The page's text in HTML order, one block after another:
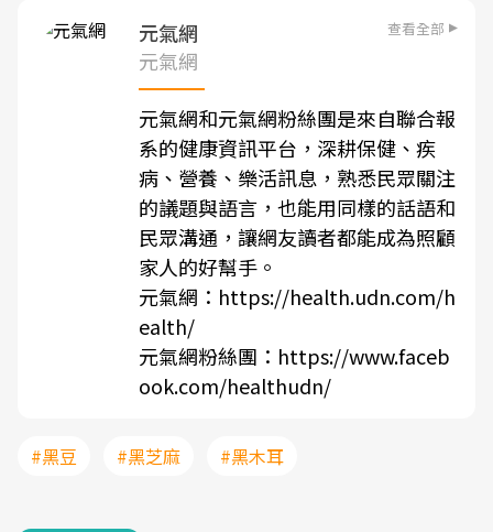
元氣網 查看全部
元氣網
元氣網和元氣網粉絲團是來自聯合報
系的健康資訊平台，深耕保健、疾
病、營養、樂活訊息，熟悉民眾關注
的議題與語言，也能用同樣的話語和
民眾溝通，讓網友讀者都能成為照顧
家人的好幫手。
元氣網： https://health.udn.com/h
ealth/
元氣網粉絲團： https://www.faceb
ook.com/healthudn/
#黑豆 #黑芝麻 #黑木耳